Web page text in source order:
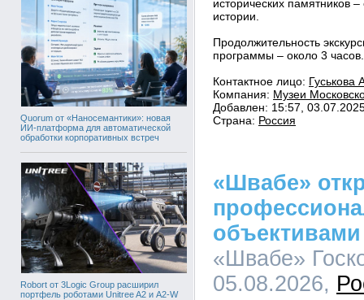
Quorum от «Наносемантики»: новая
ИИ-платформа для автоматической
обработки корпоративных встреч
Robort от 3Logic Group расширил
портфель роботами Unitree A2 и A2-W
исторических памятников
истории.
Продолжительность
программы – около 3 часов.
Контактное лицо: Гуськова
Компания: Музеи
Добавлен: 15:57,
Страна: Россия
«Швабе»
объективами
«Швабе»
05.08.2026,